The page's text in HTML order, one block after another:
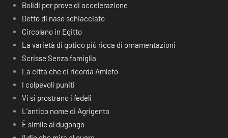
Bolidi per prove di accelerazione
Detto di naso schiacciato
Circolano in Egitto
La varietà di gotico più ricca di ornamentazioni
Scrisse Senza famiglia
La città che ci ricorda Amleto
I colpevoli puniti
Vi si prostrano i fedeli
L’antico nome di Agrigento
È simile al dugongo